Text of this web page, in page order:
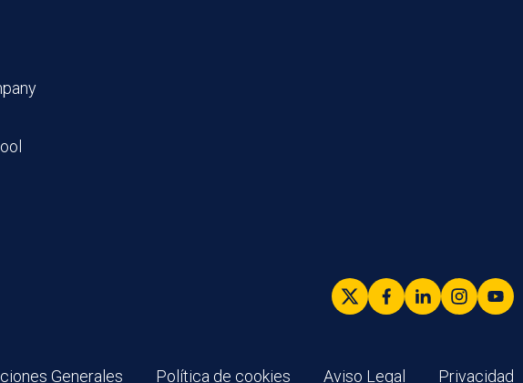
Generales Política de cookies Aviso Legal Privacidad